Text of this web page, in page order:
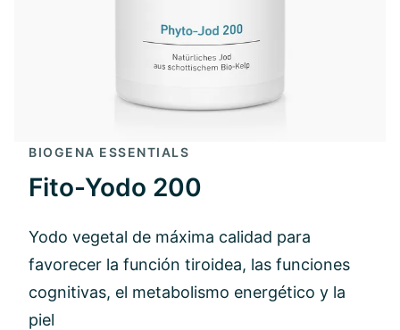
BIOGENA ESSENTIALS
Fito-Yodo 200
Yodo vegetal de máxima calidad para
favorecer la función tiroidea, las funciones
cognitivas, el metabolismo energético y la
piel